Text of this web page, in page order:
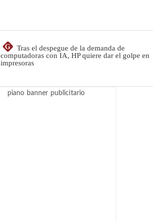
G
Tras el despegue de la demanda de
computadoras con IA, HP quiere dar el golpe en
impresoras